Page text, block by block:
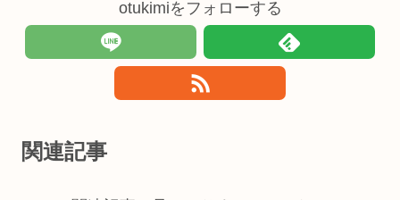
otukimiをフォローする
関連記事